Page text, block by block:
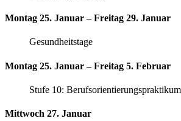
Montag 25. Januar – Freitag 29. Januar
Gesundheitstage
Montag 25. Januar – Freitag 5. Februar
Stufe 10: Berufsorientierungspraktikum
Mittwoch 27. Januar